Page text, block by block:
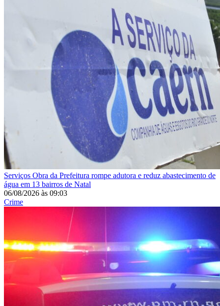
Serviços Obra da Prefeitura rompe adutora e reduz abastecimento de
água em 13 bairros de Natal
06/08/2026 às 09:03
Crime